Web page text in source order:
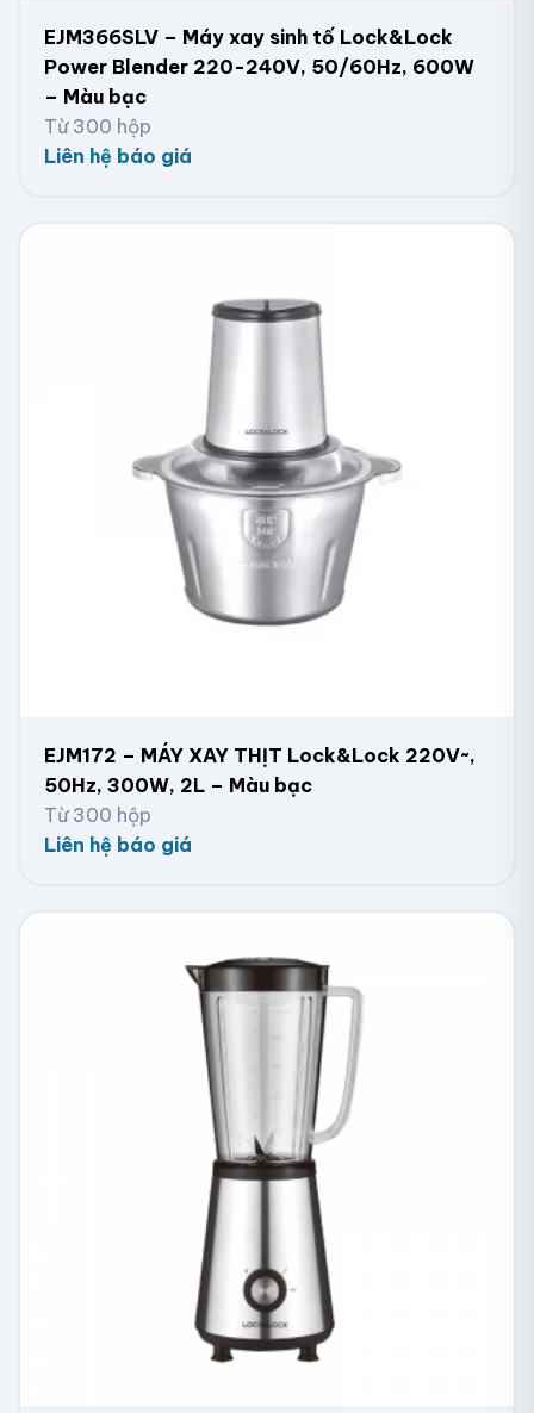
EJM366SLV – Máy xay sinh tố Lock&Lock
Power Blender 220-240V, 50/60Hz, 600W
– Màu bạc
Từ 300 hộp
Liên hệ báo giá
EJM172 – MÁY XAY THỊT Lock&Lock 220V~,
50Hz, 300W, 2L – Màu bạc
Từ 300 hộp
Liên hệ báo giá